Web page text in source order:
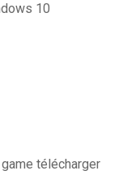
10
télécharger